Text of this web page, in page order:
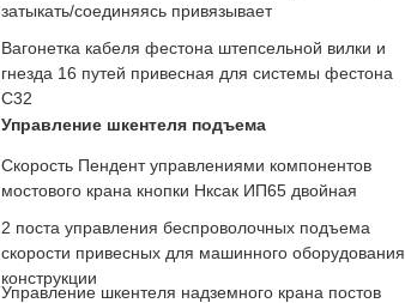
затыкать/соединяясь привязывает
Вагонетка кабеля фестона штепсельной вилки и
гнезда 16 путей привесная для системы фестона
C32
Управление шкентеля подъема
Скорость Пендент управлениями компонентов
мостового крана кнопки Нксак ИП65 двойная
2 поста управления беспроволочных подъема
скорости привесных для машинного оборудования
конструкции
Управление шкентеля надземного крана постов